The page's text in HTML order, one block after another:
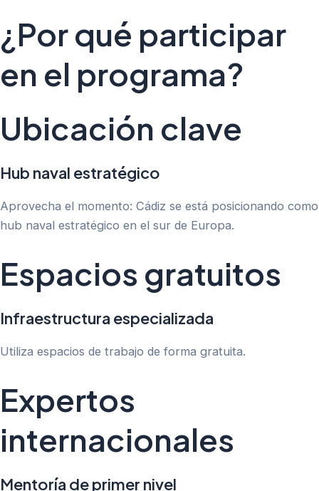
¿Por qué participar
en el programa?
Ubicación clave
Hub naval estratégico
Aprovecha el momento: Cádiz se está posicionando como
hub naval estratégico en el sur de Europa.
Espacios gratuitos
Infraestructura especializada
Utiliza espacios de trabajo de forma gratuita.
Expertos
internacionales
Mentoría de primer nivel